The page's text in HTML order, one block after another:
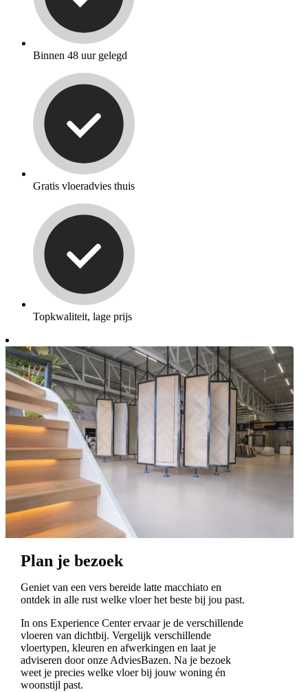
Binnen 48 uur gelegd
Gratis vloeradvies thuis
Topkwaliteit, lage prijs
Plan je bezoek
Geniet van een vers bereide latte macchiato en
ontdek in alle rust welke vloer het beste bij jou past.
In ons Experience Center ervaar je de verschillende
vloeren van dichtbij. Vergelijk verschillende
vloertypen, kleuren en afwerkingen en laat je
adviseren door onze AdviesBazen. Na je bezoek
weet je precies welke vloer bij jouw woning én
woonstijl past.